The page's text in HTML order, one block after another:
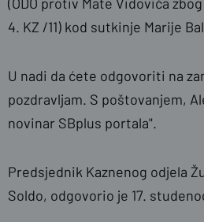
4. KZ /11) kod sutkinje Marije
U nadi da ćete odgovoriti na
pozdravljam. S poštovanjem,
novinar SBplus portala".
Predsjednik Kaznenog odjela
Soldo, odgovorio je 17.